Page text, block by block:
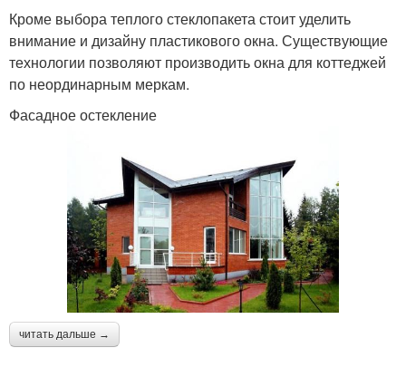
Кроме выбора теплого стеклопакета стоит уделить
внимание и дизайну пластикового окна. Существующие
технологии позволяют производить окна для коттеджей
по неординарным меркам.
Фасадное остекление
читать дальше →